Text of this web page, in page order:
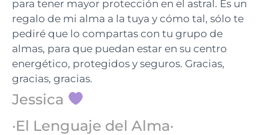
para tener mayor protección en el astral. Es un
regalo de mi alma a la tuya y cómo tal, sólo te
pediré que lo compartas con tu grupo de
almas, para que puedan estar en su centro
energético, protegidos y seguros. Gracias,
gracias, gracias.
Jessica
·El Lenguaje del Alma·